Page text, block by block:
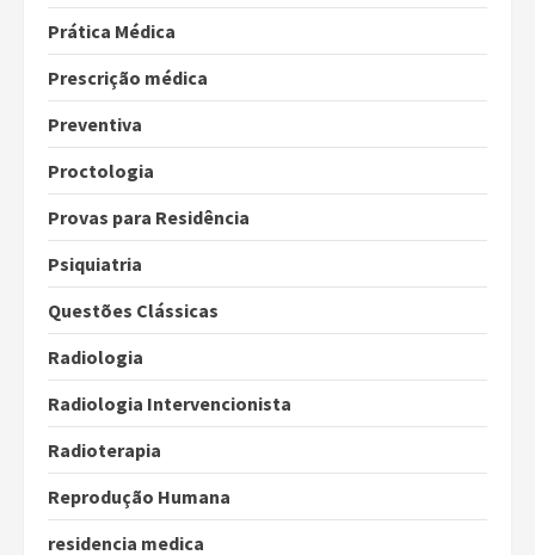
Prática Médica
Prescrição médica
Preventiva
Proctologia
Provas para Residência
Psiquiatria
Questões Clássicas
Radiologia
Radiologia Intervencionista
Radioterapia
Reprodução Humana
residencia medica